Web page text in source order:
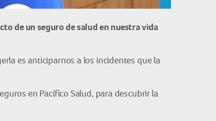
de un seguro de salud en nuestra vida
es anticiparnos a los incidentes que la
en Pacífico Salud, para descubrir la